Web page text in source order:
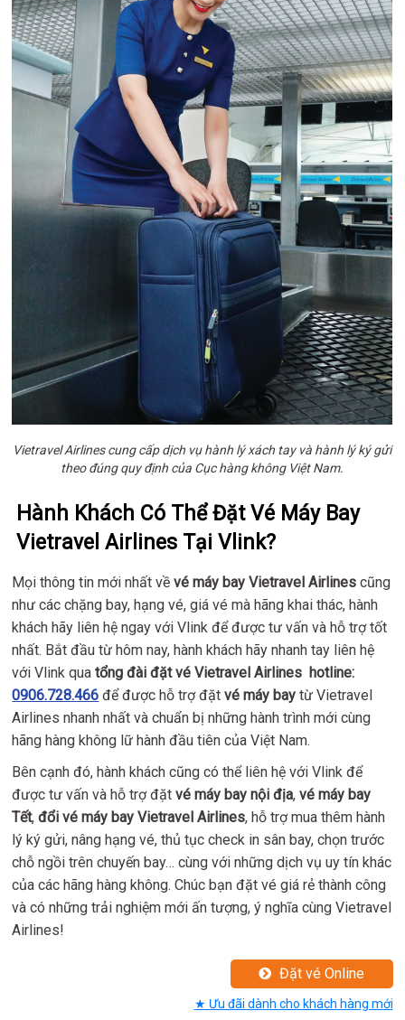
Vietravel Airlines cung cấp dịch vụ hành lý xách tay và hành lý ký gửi
theo đúng quy định của Cục hàng không Việt Nam.
Hành Khách Có Thể Đặt Vé Máy Bay
Vietravel Airlines Tại Vlink?
Mọi thông tin mới nhất vềvé máy bay Vietravel Airlines cũng
như các chặng bay, hạng vé, giá vé mà hãng khai thác, hành
khách hãy liên hệ ngay với Vlink để được tư vấn và hỗ trợ tốt
nhất. Bắt đầu từ hôm nay, hành khách hãy nhanh tay liên hệ
với Vlink quatổng đài đặt vé Vietravel Airlines hotline:
0906.728.466 để được hỗ trợ đặtvé máy bay từ Vietravel
Airlines nhanh nhất và chuẩn bị những hành trình mới cùng
hãng hàng không lữ hành đầu tiên của Việt Nam.
Bên cạnh đó, hành khách cũng có thể liên hệ với Vlink để
được tư vấn và hỗ trợ đặtvé máy bay nội địa,vé máy bay
Tết,đổi vé máy bay Vietravel Airlines, hỗ trợ mua thêm hành
lý ký gửi, nâng hạng vé, thủ tục check in sân bay, chọn trước
chỗ ngồi trên chuyến bay… cùng với những dịch vụ uy tín khác
của các hãng hàng không. Chúc bạn đặt vé giá rẻ thành công
và có những trải nghiệm mới ấn tượng, ý nghĩa cùng Vietravel
Airlines!
Đặt vé Online
★ Ưu đãi dành cho khách hàng mới